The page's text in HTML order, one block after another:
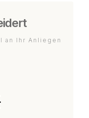
an Ihr Anliegen